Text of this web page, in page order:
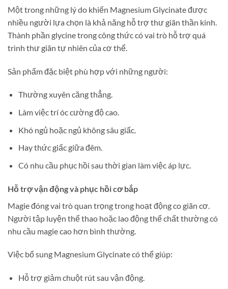
Một trong những lý do khiến Magnesium Glycinate được
nhiều người lựa chọn là khả năng hỗ trợ thư giãn thần kinh.
Thành phần glycine trong công thức có vai trò hỗ trợ quá
trình thư giãn tự nhiên của cơ thể.
Sản phẩm đặc biệt phù hợp với những người:
Thường xuyên căng thẳng.
Làm việc trí óc cường độ cao.
Khó ngủ hoặc ngủ không sâu giấc.
Hay thức giấc giữa đêm.
Có nhu cầu phục hồi sau thời gian làm việc áp lực.
Hỗ trợ vận động và phục hồi cơ bắp
Magie đóng vai trò quan trọng trong hoạt động co giãn cơ.
Người tập luyện thể thao hoặc lao động thể chất thường có
nhu cầu magie cao hơn bình thường.
Việc bổ sung Magnesium Glycinate có thể giúp:
Hỗ trợ giảm chuột rút sau vận động.